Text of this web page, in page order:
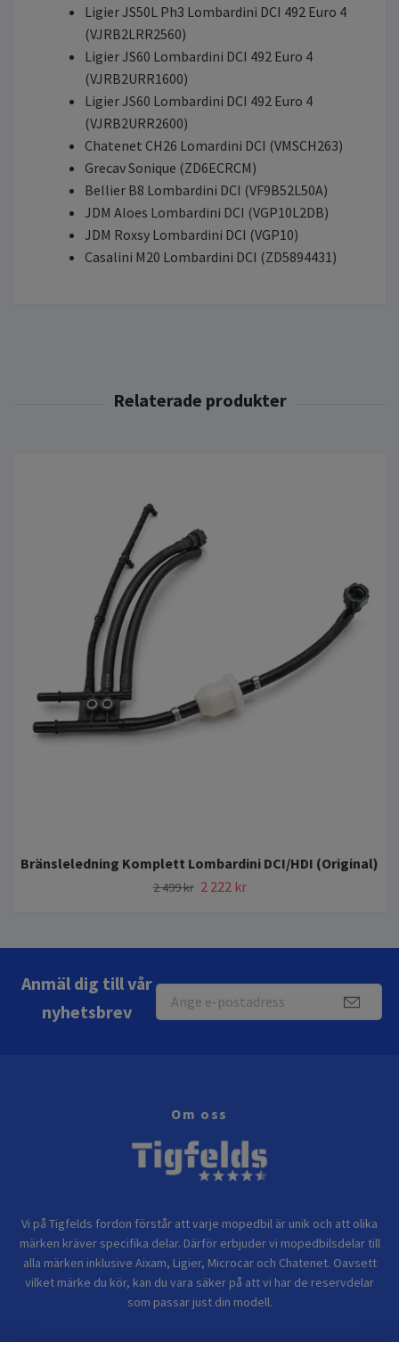
Ligier JS50L Ph3 Lombardini DCI 492 Euro 4
(VJRB2LRR2560)
Ligier JS60 Lombardini DCI 492 Euro 4
(VJRB2URR1600)
Ligier JS60 Lombardini DCI 492 Euro 4
(VJRB2URR2600)
Chatenet CH26 Lomardini DCI (VMSCH263)
Grecav Sonique (ZD6ECRCM)
Bellier B8 Lombardini DCI (VF9B52L50A)
JDM Aloes Lombardini DCI (VGP10L2DB)
JDM Roxsy Lombardini DCI (VGP10)
Casalini M20 Lombardini DCI (ZD5894431)
Bränsleledning Komplett Lombardini DCI/HDI (Original)
2 499 kr 2 222 kr
Anmäl dig till vår
nyhetsbrev
Om oss
Vi på Tigfelds fordon förstår att varje mopedbil är unik och att olika
märken kräver specifika delar. Därför erbjuder vi mopedbilsdelar till
alla märken inklusive Aixam, Ligier, Microcar och Chatenet. Oavsett
vilket märke du kör, kan du vara säker på att vi har de reservdelar
som passar just din modell.